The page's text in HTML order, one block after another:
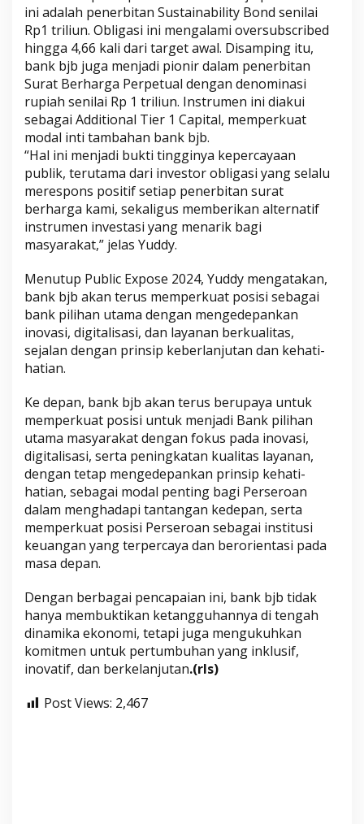
ini adalah penerbitan Sustainability Bond senilai
Rp1 triliun. Obligasi ini mengalami oversubscribed
hingga 4,66 kali dari target awal. Disamping itu,
bank bjb juga menjadi pionir dalam penerbitan
Surat Berharga Perpetual dengan denominasi
rupiah senilai Rp 1 triliun. Instrumen ini diakui
sebagai Additional Tier 1 Capital, memperkuat
modal inti tambahan bank bjb.
“Hal ini menjadi bukti tingginya kepercayaan
publik, terutama dari investor obligasi yang selalu
merespons positif setiap penerbitan surat
berharga kami, sekaligus memberikan alternatif
instrumen investasi yang menarik bagi
masyarakat,” jelas Yuddy.
Menutup Public Expose 2024, Yuddy mengatakan,
bank bjb akan terus memperkuat posisi sebagai
bank pilihan utama dengan mengedepankan
inovasi, digitalisasi, dan layanan berkualitas,
sejalan dengan prinsip keberlanjutan dan kehati-
hatian.
Ke depan, bank bjb akan terus berupaya untuk
memperkuat posisi untuk menjadi Bank pilihan
utama masyarakat dengan fokus pada inovasi,
digitalisasi, serta peningkatan kualitas layanan,
dengan tetap mengedepankan prinsip kehati-
hatian, sebagai modal penting bagi Perseroan
dalam menghadapi tantangan kedepan, serta
memperkuat posisi Perseroan sebagai institusi
keuangan yang terpercaya dan berorientasi pada
masa depan.
Dengan berbagai pencapaian ini, bank bjb tidak
hanya membuktikan ketangguhannya di tengah
dinamika ekonomi, tetapi juga mengukuhkan
komitmen untuk pertumbuhan yang inklusif,
inovatif, dan berkelanjutan.(rls)
Post Views: 2,467